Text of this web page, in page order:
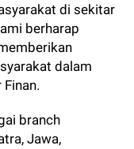
di sekitar
berharap
dalam
branch
Jawa,